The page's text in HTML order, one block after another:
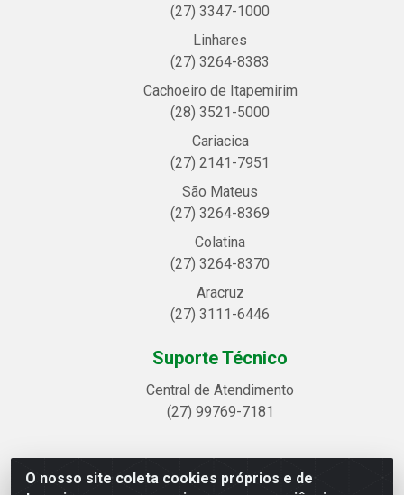
O nosso site coleta cookies próprios e de
(27) 3347-1000
Linhares
(27) 3264-8383
Cachoeiro de Itapemirim
(28) 3521-5000
Cariacica
(27) 2141-7951
São Mateus
(27) 3264-8369
Colatina
(27) 3264-8370
Aracruz
(27) 3111-6446
Suporte Técnico
Central de Atendimento
(27) 99769-7181
Linhavix Distribuidora LTDA - Avenida Alegre, 2521 -